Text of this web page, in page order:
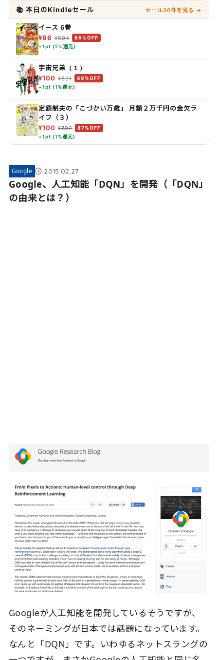
📚 本日のKindleセール セール30件を見る →
イース 6巻
¥66 ¥594
89%OFF
+1pt (2%還元)
宇宙兄弟（１）
¥100 ¥891
89%OFF
+1pt (1%還元)
定額制夫の「こづかい万歳」 月額２万千円の金欠ラ
イフ（３）
¥100 ¥792
87%OFF
+1pt (1%還元)
Google 2015.02.27
Google、人工知能「DQN」を開発（「DQN」
の由来とは？）
Googleが人工知能を開発しているそうですが、
そのネーミングが日本では話題になっています。
なんと「DQN」です。いわゆるネットスラングの